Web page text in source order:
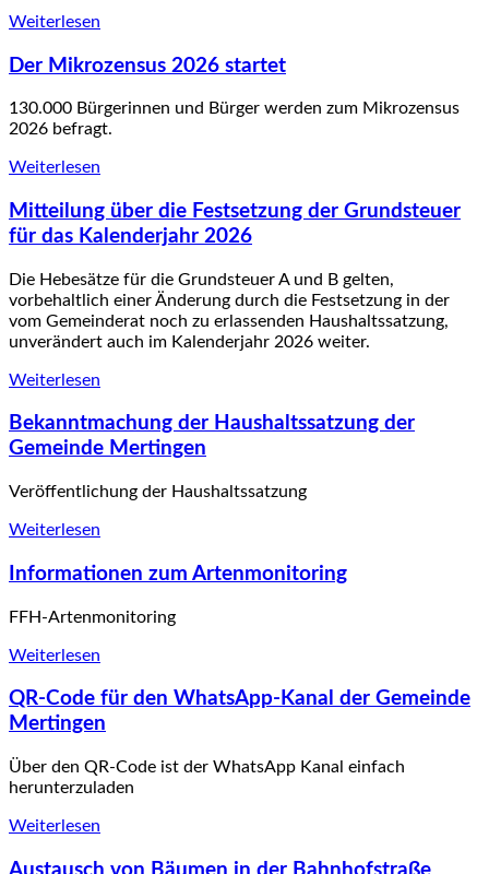
Weiterlesen
Der Mikrozensus 2026 startet
130.000 Bürgerinnen und Bürger werden zum Mikrozensus
2026 befragt.
Weiterlesen
Mitteilung über die Festsetzung der Grundsteuer
für das Kalenderjahr 2026
Die Hebesätze für die Grundsteuer A und B gelten,
vorbehaltlich einer Änderung durch die Festsetzung in der
vom Gemeinderat noch zu erlassenden Haushaltssatzung,
unverändert auch im Kalenderjahr 2026 weiter.
Weiterlesen
Bekanntmachung der Haushaltssatzung der
Gemeinde Mertingen
Veröffentlichung der Haushaltssatzung
Weiterlesen
Informationen zum Artenmonitoring
FFH-Artenmonitoring
Weiterlesen
QR-Code für den WhatsApp-Kanal der Gemeinde
Mertingen
Über den QR-Code ist der WhatsApp Kanal einfach
herunterzuladen
Weiterlesen